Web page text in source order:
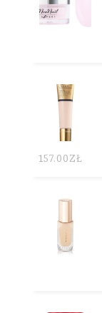
157.00ZŁ